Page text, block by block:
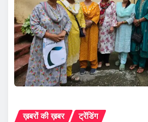
ख़बरों की ख़बर ट्रेंडिंग